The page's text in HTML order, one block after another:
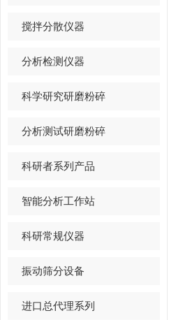
搅拌分散仪器
分析检测仪器
科学研究研磨粉碎
分析测试研磨粉碎
科研者系列产品
智能分析工作站
科研常规仪器
振动筛分设备
进口总代理系列